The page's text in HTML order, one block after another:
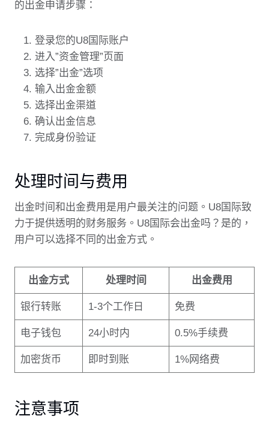
的出金申请步骤：
登录您的U8国际账户
进入”资金管理”页面
选择”出金”选项
输入出金金额
选择出金渠道
确认出金信息
完成身份验证
处理时间与费用
出金时间和出金费用是用户最关注的问题。U8国际致
力于提供透明的财务服务。U8国际会出金吗？是的，
用户可以选择不同的出金方式。
出金方式 处理时间 出金费用
银行转账 1-3个工作日 免费
电子钱包 24小时内 0.5%手续费
加密货币 即时到账 1%网络费
注意事项